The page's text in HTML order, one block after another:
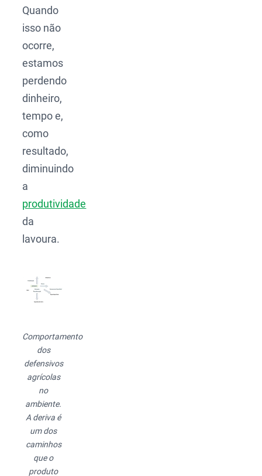
Quando
isso não
ocorre,
estamos
perdendo
dinheiro,
tempo e,
como
resultado,
diminuindo
a
produtividade
da
lavoura.
Comportamento
dos
defensivos
agrícolas
no
ambiente.
A deriva é
um dos
caminhos
que o
produto